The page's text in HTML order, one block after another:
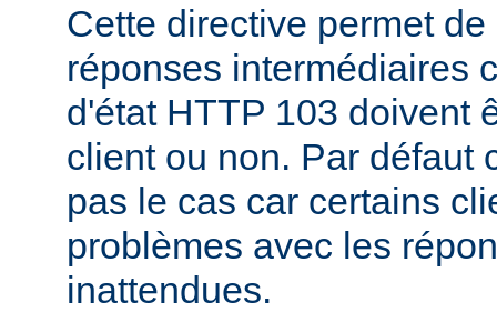
Cette directive permet
réponses intermédiaires
d'état HTTP 103 doivent
client ou non. Par défaut
pas le cas car certains
problèmes avec les
inattendues.